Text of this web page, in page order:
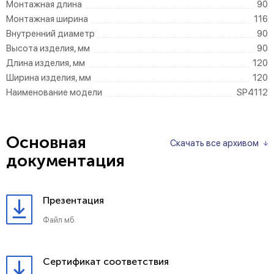
Монтажная длина
90
Монтажная ширина
116
Внутренний диаметр
90
Высота изделия, мм
90
Длина изделия, мм
120
Ширина изделия, мм
120
Наименование модели
SP4112
Скачать все архивом
Основная
документация
Презентация
Файл мб.
Сертификат соответствия